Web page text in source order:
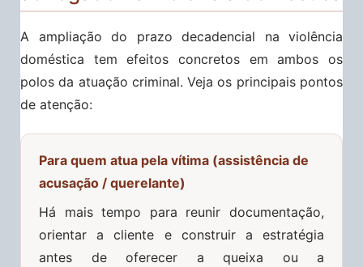
A ampliação do prazo decadencial na violência
doméstica tem efeitos concretos em ambos os
polos da atuação criminal. Veja os principais pontos
de atenção:
Para quem atua pela vítima (assistência de
acusação / querelante)
Há mais tempo para reunir documentação,
orientar a cliente e construir a estratégia
antes de oferecer a queixa ou a